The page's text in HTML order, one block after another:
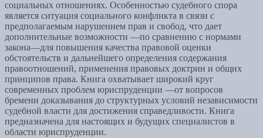
социальных отношениях. Особенностью судебного спора
является ситуация социального конфликта в связи с
предполагаемым нарушением прав и свобод, что дает
дополнительные возможности —по сравнению с нормами
закона—для повышения качества правовой оценки
обстоятельств и дальнейшего определения содержания
правоотношений, применения правовых доктрин и общих
принципов права. Книга охватывает широкий круг
современных проблем юриспруденции —от вопросов
бремени доказывания до структурных условий независимости
судебной власти для достижения справедливости. Книга
предназначена для настоящих и будущих специалистов в
области юриспруденции.